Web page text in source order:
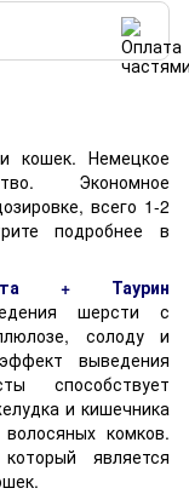
кошек. Немецкое
Экономное
всего 1-2
подробнее в
+ Таурин
шерсти с
солоду и
выведения
способствует
и кишечника
комков.
является